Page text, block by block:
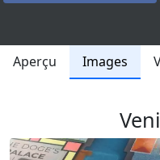
Aperçu Images